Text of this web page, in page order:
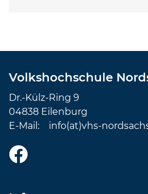
Volkshochschule
Dr.-Külz-Ring 9
04838 Eilenburg
E-Mail: info(at)vhs-